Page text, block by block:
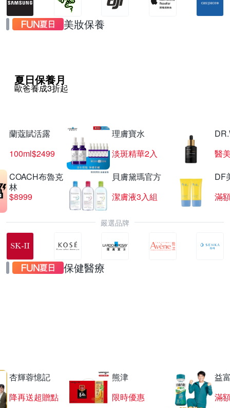
美妝保養
夏日保養月
歐爸養成3折起
蘭蔻賦活露
100ml$2499
理膚寶水
淡斑精華2入
醫
COACH布魯克
林
$8999
貝膚黛瑪官方
潔膚液3入組
DF
滿
嚴選品牌
保健醫療
杏輝蓉憶記
降再送超贈點
熊津
限時優惠
益
滿